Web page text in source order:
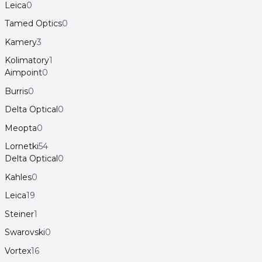
Leica0
Tamed Optics0
Kamery3
Kolimatory1
Aimpoint0
Burris0
Delta Optical 0
Meopta0
Lornetki54
Delta Optical 0
Kahles0
Leica19
Steiner1
Swarovski0
Vortex16